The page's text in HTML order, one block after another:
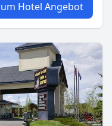
Hotel Angebot